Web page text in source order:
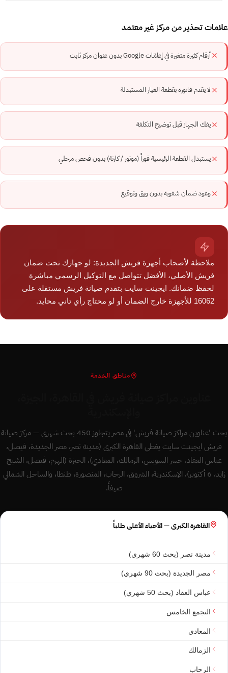
علامات تحذير من مركز غير معتمد
أرقام كثيرة متغيرة في إعلانات Google بدون عنوان مركز ثابت
لا يقدم فاتورة بقطعة الغيار المستبدلة
يفك الجهاز قبل توضيح التكلفة
يستبدل القطعة الرئيسية فوراً (موتور / كارتة) بدون فحص مرحلي
وعود ضمان شفوية بدون ورق وتوقيع
ملاحظة لأصحاب أجهزة فريش الجديدة: لو جهازك تحت ضمان
فريش الأصلي، الأفضل تتواصل مع التوكيل الرسمي مباشرة
لحفظ ضمانك. ايجينت سايت بتقدم صيانة فريش مستقلة على
16062 للأجهزة خارج الضمان أو لو محتاج رأي تاني محايد.
مناطق الخدمة
بحث 'عناوين مراكز صيانة فريش' في مصر يتجاوز 450 بحث شهري — مركز صيانة
فريش ايجينت سايت يغطي القاهرة الكبرى (مدينة نصر، مصر الجديدة، فيصل،
عباس العقاد، جسر السويس، الزمالك، المعادي)، الجيزة (الهرم، فيصل، الشيخ
زايد، 6 أكتوبر)، الإسكندرية، الشروق، الرحاب، المنصورة، طنطا، والساحل الشمالي
صيفاً.
القاهرة الكبرى — الأحياء الأعلى طلباً
مدينة نصر (بحث 60 شهري)
مصر الجديدة (بحث 90 شهري)
عباس العقاد (بحث 50 شهري)
التجمع الخامس
المعادي
الزمالك
الرحاب